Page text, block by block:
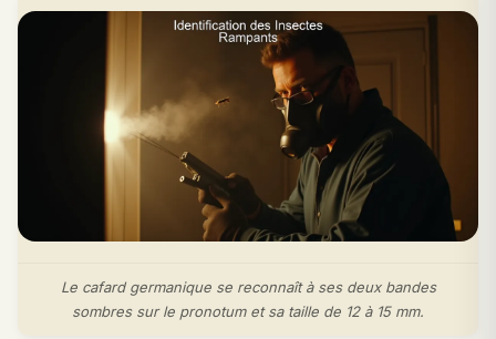
Le cafard germanique se reconnaît à ses deux bandes
sombres sur le pronotum et sa taille de 12 à 15 mm.